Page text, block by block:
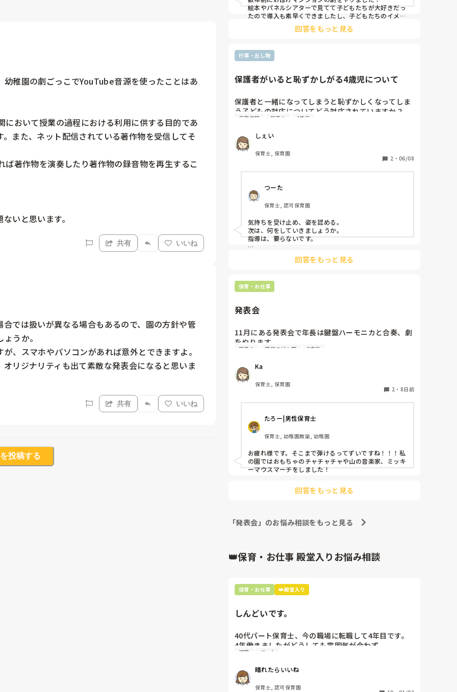
稚園の劇ごっこでYouTube音源を使ったことはあ
おいて授業の過程における利用に供する目的であ
また、ネット配信されている著作物を受信してそ
著作物を演奏したり著作物の録音物を再生するこ
いと思います。
共有 いいね
では扱いが異なる場合もあるので、園の方針や管
うか。
、スマホやパソコンがあれば意外とできますよ。
リジナリティも出て素敵な発表会になると思いま
共有 いいね
投稿する
絵本やパネルシアターで見てて子どもたちが大好きだっ
たので導入も素早くできましたし、子どもたちのイメー
ジも膨らみやすく自分たちでセリフをどんどん覚えて練
習も本番も楽しんでました！
回答をもっと見る
行事・出し物
保護者がいると恥ずかしがる4歳児について
保護者と一緒になってしまうと恥ずかしくなってしま
う子どもの対応についてどう対応されていますか？
に参加しなくなったり、挨拶などもしなくなったりす
る姿があります。
4歳児の子どもなのですが、この先卒園式や発表会な
言ったり、踊ったりすることがあると思われるので、
どう対応したらいいのか迷っています。
今は恥ずかしいという気持ちを受け止め、参加出来た
ことに注目して認める声掛けをしていますが、しっか
り指導した方が良いのでしょうか？
保育参観 発表会 4歳児
しぇい
保育士, 保育園
2 ・ 06/08
つーた
保育士, 認可保育園
気持ちを受け止め、姿を認める。
次は、何をしていきましょうか。
指導は、要らないです。
行動を褒めていきましょうか。
より、具体的に。
「今の○○、良かったよ〜」
「これ、これがいい、先生はこれが気に入った」
まったり、自分を発揮できなくなったりしてしまう子。
なので、劇での主役なんかやるものか、と。立候補すら
できませんでした。
人数が多い役の中の1人、で十分だ、と。
思って生きています笑
やっぱり、性格そのものよりも、育っている環境、関わ
る人間の影響、言ってしまえば家庭です。これは少なか
らず大きく響きます。
それはやはり、関わる人間によります。
ちなみにまた、自分の話をすると、
家庭環境は良いとは言えませんでした。家庭内では、自
信をつけられませんでした。しかしながら、関わる友達
に助けられた、学生時代の先生たち、大人になって関わ
った人たちにいい影響をもらったことが事実です。
家庭は、安心すらなかったから😅
には安定があった。
あなたは、あなただからいいのよ。
っていう雰囲気が、どれだけつくれるか、かもしれませ
ください☺️
きっとあなたの関わりで、少しずつ変化が見られていく
恥ずかしくなっちゃうよね、わかるよその気持ち😉
って、言ってあげてほしいな。
これからの関わりで、その子が抜擢の役割が、見つかり
ますよ。
回答をもっと見る
保育・お仕事
発表会
11月にある発表会で年長は鍵盤ハーモニカと合奏、劇
をやります。
鍵盤ハーモニカは年長になった4月から始まり、キラ
は弾けるようになりました。
発表会でオススメの曲ありますか？？
鍵盤ハーモニカは二重奏にしようか迷っています！
発表会 認定こども園 5歳児
Ka
保育士, 保育園
2 ・ 8日前
たろー|男性保育士
保育士, 幼稚園教諭, 幼稚園
お疲れ様です。そこまで弾けるってずいですね！！！私
の園ではおもちゃのチャチャチャや山の音楽家、ミッキ
ーマウスマーチをしました！
回答をもっと見る
「発表会」のお悩み相談をもっと見る
👑保育・お仕事 殿堂入りお悩み相談
保育・お仕事 👑殿堂入り
しんどいです。
40代パート保育士、今の職場に転職して4年目です。
4年働きましたがどうしても雰囲気が合わず
退職しようと思っています。
周りの職員は、勤続10年以上から何十年という先生が
ほとんどです。
退職 パート
晴れたらいいね
保育士, 認可保育園